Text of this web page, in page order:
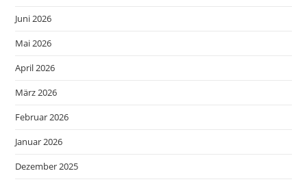
Juni 2026
Mai 2026
April 2026
März 2026
Februar 2026
Januar 2026
Dezember 2025